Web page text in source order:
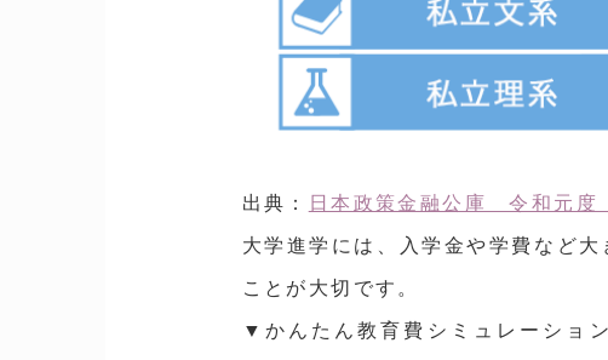
出典： 日本政策金融公庫 令和元度
大学進学には、入学金や学費など
ことが大切です。
▼かんたん教育費シミュレーショ